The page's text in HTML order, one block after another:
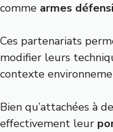
comme armes
Ces partenariats
modifier leurs
contexte
Bien qu’attachées à
effectivement leur